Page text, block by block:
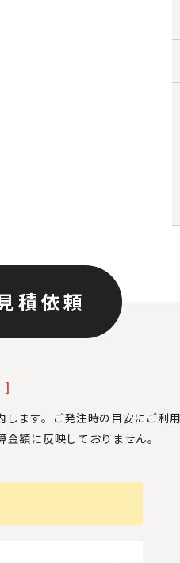
積依頼
]
ます。ご発注時の目安にご利用
金額に反映しておりません。